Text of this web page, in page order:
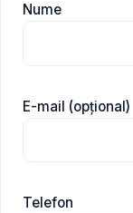
Nume
E-mail (opțional)
Telefon